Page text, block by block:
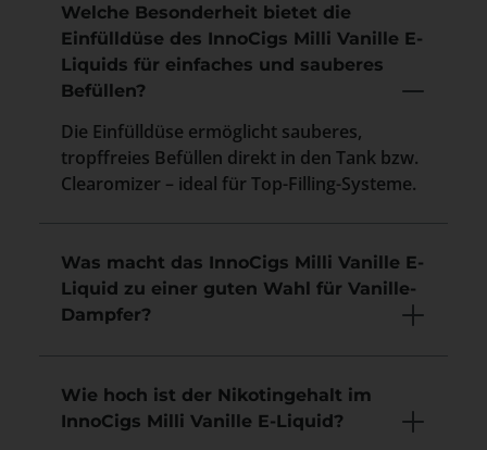
Welche Besonderheit bietet die
Einfülldüse des InnoCigs Milli Vanille E-
Liquids für einfaches und sauberes
Befüllen?
Die Einfülldüse ermöglicht sauberes,
tropffreies Befüllen direkt in den Tank bzw.
Clearomizer – ideal für Top-Filling-Systeme.
Was macht das InnoCigs Milli Vanille E-
Liquid zu einer guten Wahl für Vanille-
Dampfer?
Wie hoch ist der Nikotingehalt im
InnoCigs Milli Vanille E-Liquid?